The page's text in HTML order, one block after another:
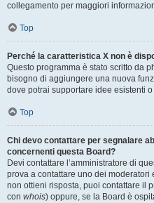
collegamento per maggiori
Top
Perché la caratteristica X non è
Questo programma è stato scritto da
bisogno di aggiungere una nuova
dove potrai supportare idee esistenti
Top
Chi devo contattare per segnalare
concernenti questa Board?
Devi contattare l’amministratore di
prova a contattare uno dei
non ottieni risposta, puoi contattare il
con whois) oppure, se la Board è